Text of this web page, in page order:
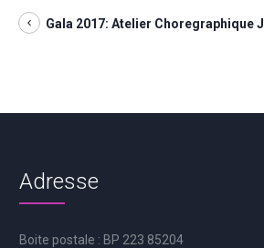
Gala 2017: Atelier Choregraphique
Adresse
Boite postale : BP 223 85204